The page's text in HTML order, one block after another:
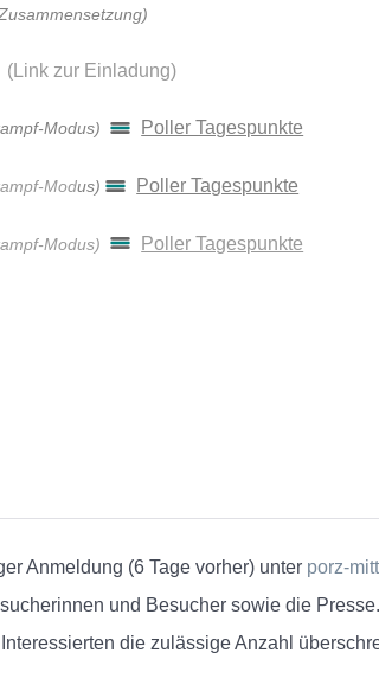
(Link zur Einladung)
Modus) Poller Tagespunkte
Modus) Poller Tagespunkte
Modus) Poller Tagespunkte
Anmeldung (6 Tage vorher) unter porz-
und Besucher sowie die Presse.
die zulässige Anzahl